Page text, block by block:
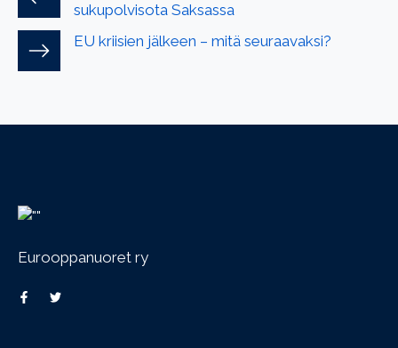
sukupolvisota Saksassa
EU kriisien jälkeen – mitä seuraavaksi?
Eurooppanuoret ry